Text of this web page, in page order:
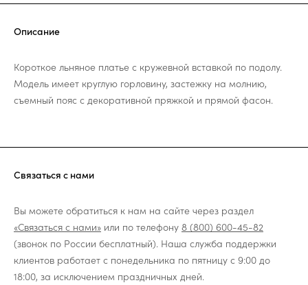
Описание
Короткое льняное платье с кружевной вставкой по подолу.
Модель имеет круглую горловину, застежку на молнию,
съемный пояс с декоративной пряжкой и прямой фасон.
Связаться с нами
Вы можете обратиться к нам на сайте через раздел
«Связаться с нами» или по телефону 8 (800) 600-45-82
(звонок по России бесплатный). Наша служба поддержки
клиентов работает с понедельника по пятницу с 9:00 до
18:00, за исключением праздничных дней.